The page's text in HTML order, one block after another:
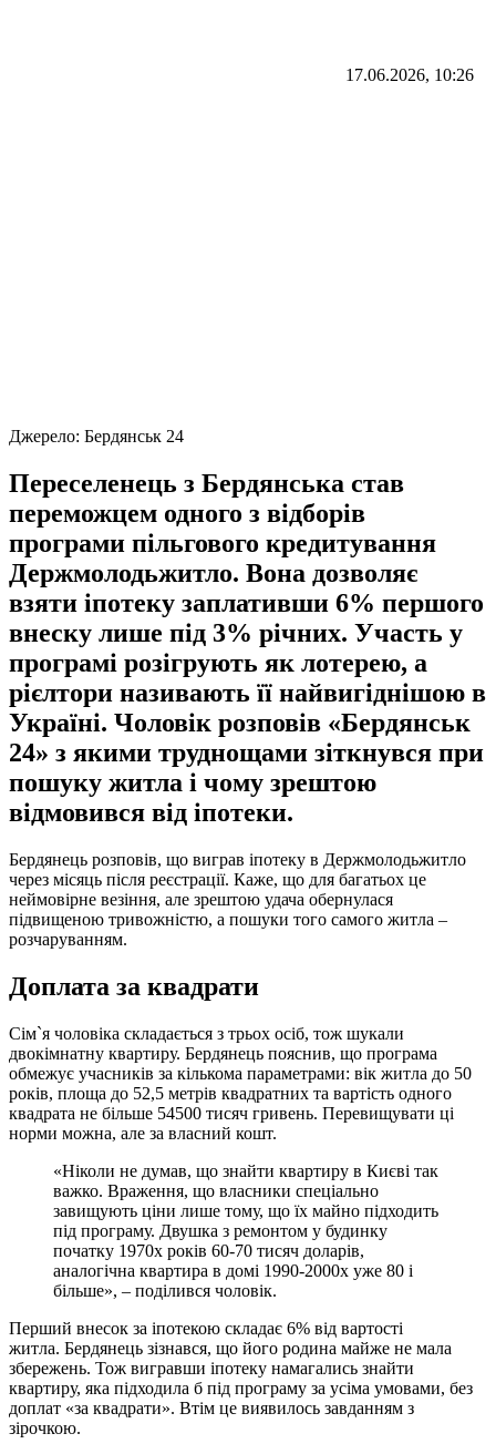
17.06.2026, 10:26
Джерело: Бердянськ 24
Переселенець з Бердянська став
переможцем одного з відборів
програми пільгового кредитування
Держмолодьжитло. Вона дозволяє
взяти іпотеку заплативши 6% першого
внеску лише під 3% річних. Участь у
програмі розігрують як лотерею, а
рієлтори називають її найвигіднішою в
Україні. Чоловік розповів «Бердянськ
24» з якими труднощами зіткнувся при
пошуку житла і чому зрештою
відмовився від іпотеки.
Бердянець розповів, що виграв іпотеку в Держмолодьжитло
через місяць після реєстрації. Каже, що для багатьох це
неймовірне везіння, але зрештою удача обернулася
підвищеною тривожністю, а пошуки того самого житла –
розчаруванням.
Доплата за квадрати
Сім`я чоловіка складається з трьох осіб, тож шукали
двокімнатну квартиру. Бердянець пояснив, що програма
обмежує учасників за кількома параметрами: вік житла до 50
років, площа до 52,5 метрів квадратних та вартість одного
квадрата не більше 54500 тисяч гривень. Перевищувати ці
норми можна, але за власний кошт.
«Ніколи не думав, що знайти квартиру в Києві так
важко. Враження, що власники спеціально
завищують ціни лише тому, що їх майно підходить
під програму. Двушка з ремонтом у будинку
початку 1970х років 60-70 тисяч доларів,
аналогічна квартира в домі 1990-2000х уже 80 і
більше», – поділився чоловік.
Перший внесок за іпотекою складає 6% від вартості
житла. Бердянець зізнався, що його родина майже не мала
збережень. Тож вигравши іпотеку намагались знайти
квартиру, яка підходила б під програму за усіма умовами, без
доплат «за квадрати». Втім це виявилось завданням з
зірочкою.